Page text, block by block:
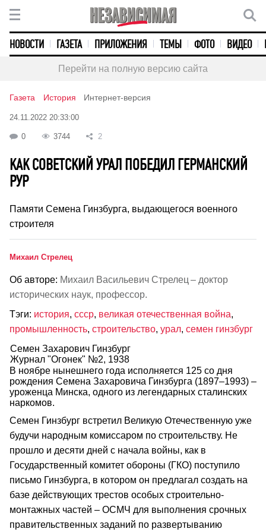
НОВОСТИ ГАЗЕТА ПРИЛОЖЕНИЯ ТЕМЫ ФОТО ВИДЕО
Перейти на полную версию сайта
Газета История Интернет-версия
24.11.2022 20:33:00
0 3744 2
КАК СОВЕТСКИЙ УРАЛ ПОБЕДИЛ ГЕРМАНСКИЙ
РУР
Памяти Семена Гинзбурга, выдающегося военного
строителя
Михаил Стрелец
Об авторе: Михаил Васильевич Стрелец – доктор
исторических наук, профессор.
Тэги: история, ссср, великая отечественная война,
промышленность, строительство, урал, семен гинзбург
Семен Захарович Гинзбург
Журнал "Огонек" №2, 1938
В ноябре нынешнего года исполняется 125 со дня
рождения Семена Захаровича Гинзбурга (1897–1993) –
уроженца Минска, одного из легендарных сталинских
наркомов.
Семен Гинзбург встретил Великую Отечественную уже
будучи народным комиссаром по строительству. Не
прошло и десяти дней с начала войны, как в
Государственный комитет обороны (ГКО) поступило
письмо Гинзбурга, в котором он предлагал создать на
базе действующих трестов особых строительно-
монтажных частей – ОСМЧ для выполнения срочных
правительственных заданий по развертыванию